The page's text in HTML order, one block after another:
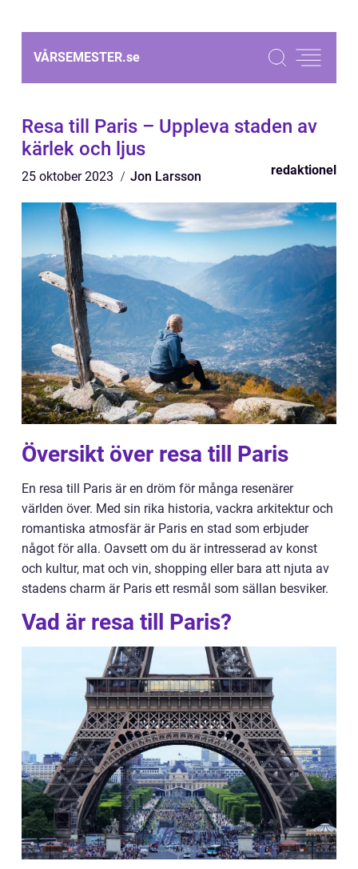
VÅRSEMESTER.se
Resa till Paris – Uppleva staden av
kärlek och ljus
25 oktober 2023 Jon Larsson redaktionel
Översikt över resa till Paris
En resa till Paris är en dröm för många resenärer
världen över. Med sin rika historia, vackra arkitektur och
romantiska atmosfär är Paris en stad som erbjuder
något för alla. Oavsett om du är intresserad av konst
och kultur, mat och vin, shopping eller bara att njuta av
stadens charm är Paris ett resmål som sällan besviker.
Vad är resa till Paris?